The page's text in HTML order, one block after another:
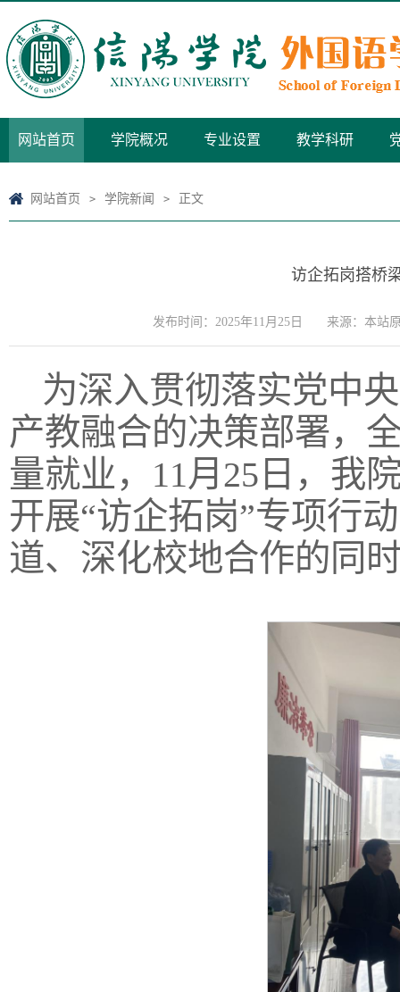
网站首页 学院概况 专业设置 教学科研
网站首页 > 学院新闻 > 正文
访企拓岗搭桥
发布时间：2025年11月25日 来源：本站
为深入贯彻落实党中
产教融合的决策部署，
量就业，11月25日，我
开展“访企拓岗”专项行
道、深化校地合作的同